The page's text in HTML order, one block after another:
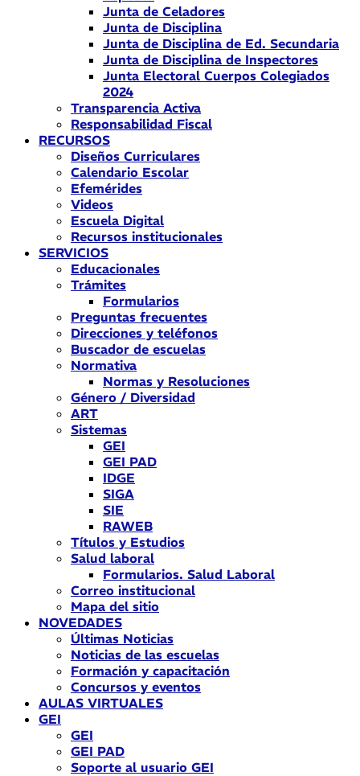
Junta de Celadores
Junta de Disciplina
Junta de Disciplina de Ed. Secundaria
Junta de Disciplina de Inspectores
Junta Electoral Cuerpos Colegiados
2024
Transparencia Activa
Responsabilidad Fiscal
RECURSOS
Diseños Curriculares
Calendario Escolar
Efemérides
Videos
Escuela Digital
Recursos institucionales
SERVICIOS
Educacionales
Trámites
Formularios
Preguntas frecuentes
Direcciones y teléfonos
Buscador de escuelas
Normativa
Normas y Resoluciones
Género / Diversidad
ART
Sistemas
GEI
GEI PAD
IDGE
SIGA
SIE
RAWEB
Títulos y Estudios
Salud laboral
Formularios. Salud Laboral
Correo institucional
Mapa del sitio
NOVEDADES
Últimas Noticias
Noticias de las escuelas
Formación y capacitación
Concursos y eventos
AULAS VIRTUALES
GEI
GEI
GEI PAD
Soporte al usuario GEI